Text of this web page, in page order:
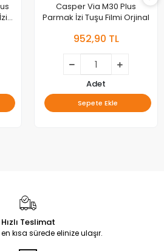
Casper Via M30 Plus
Parmak İzi Tuşu Filmi Orjinal
952,90 TL
Adet
Sepete Ekle
Hızlı Teslimat
kısa sürede elinize ulaşır.